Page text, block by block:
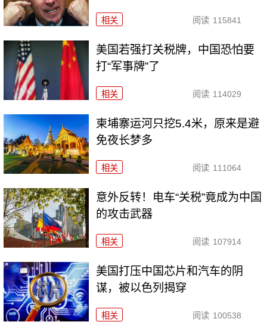
相关 阅读 115841
美国若强打关税牌，中国恐怕要
打“军事牌”了
相关 阅读 114029
柬埔寨运河只挖5.4米，原来是避
免夜长梦多
相关 阅读 111064
意外反转！电车“关税”竟成为中国
的攻击武器
相关 阅读 107914
美国打压中国芯片和汽车的阴
谋，被以色列揭穿
相关 阅读 100538